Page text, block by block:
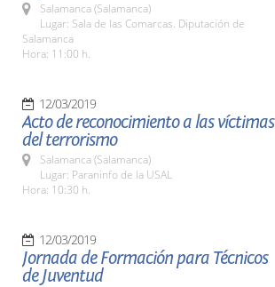
Salamanca (Salamanca)
Lugar: Sala de las Comarcas. Diputación de
Salamanca
Hora: 11:00 h.
12/03/2019
Acto de reconocimiento a las víctimas
del terrorismo
Salamanca (Salamanca)
Lugar: Paraninfo de la USAL
Hora: 10:30 h.
12/03/2019
Jornada de Formación para Técnicos
de Juventud